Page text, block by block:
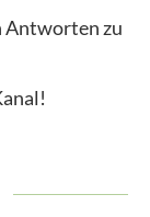
Antworten zu